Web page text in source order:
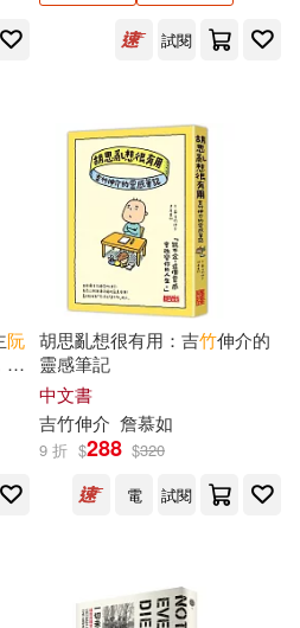
竹田まい(10)
野田のんだ(10)
霜也(10)
馮以量(10)
藤勇(10)
ント(36)
試閱
阮
一
胡思亂想很有用：吉竹伸介的
靈感筆記
中文書
吉竹伸介 詹慕如
9 折 $288 $320
電
試閱